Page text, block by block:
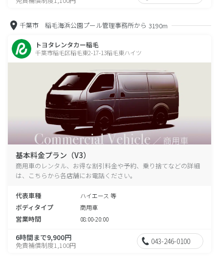
千葉市 稲毛海浜公園プール管理事務所から 3190m
トヨタレンタカー稲毛
千葉市稲毛区稲毛東2-17-13稲毛東ハイツ
基本料金プラン（V3）
商用車のレンタル、お得な割引料金や予約、乗り捨てなどの詳細
は、こちらから各店舗にお電話ください。
代表車種 ハイエース 等
ボディタイプ 商用車
営業時間 08:00-20:00
6時間まで9,900円
免責補償制度1,100円 043-246-0100